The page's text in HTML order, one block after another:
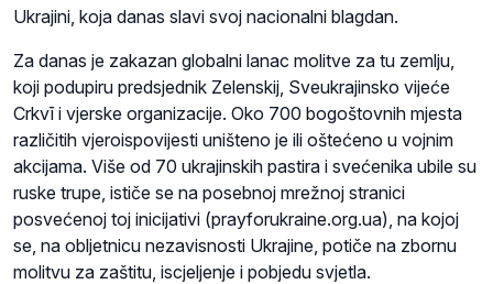
Ukrajini, koja danas slavi svoj nacionalni blagdan.
Za danas je zakazan globalni lanac molitve za tu zemlju,
koji podupiru predsjednik Zelenskij, Sveukrajinsko vijeće
Crkvī i vjerske organizacije. Oko 700 bogoštovnih mjesta
različitih vjeroispovijesti uništeno je ili oštećeno u vojnim
akcijama. Više od 70 ukrajinskih pastira i svećenika ubile su
ruske trupe, ističe se na posebnoj mrežnoj stranici
posvećenoj toj inicijativi (prayforukraine.org.ua), na kojoj
se, na obljetnicu nezavisnosti Ukrajine, potiče na zbornu
molitvu za zaštitu, iscjeljenje i pobjedu svjetla.